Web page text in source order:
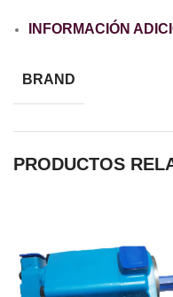
INFORMACIÓN
BRAND
PRODUCTOS